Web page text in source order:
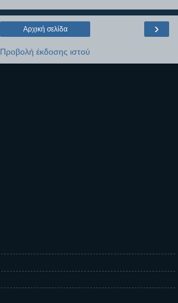
›
Αρχική σελίδα
Προβολή έκδοσης ιστού